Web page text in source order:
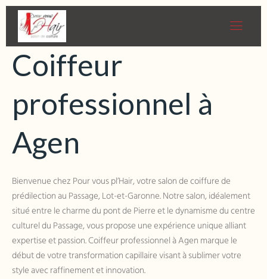
Bienvenue chez Pour vous pl’Hair
Coiffeur
professionnel à
Agen
Bienvenue chez Pour vous pl’Hair, votre salon de coiffure de
prédilection au Passage, Lot-et-Garonne. Notre salon, idéalement
situé entre le charme du pont de Pierre et le dynamisme du centre
culturel du Passage, vous propose une expérience unique alliant
expertise et passion. Coiffeur professionnel à Agen marque le
début de votre transformation capillaire visant à sublimer votre
style avec raffinement et innovation.